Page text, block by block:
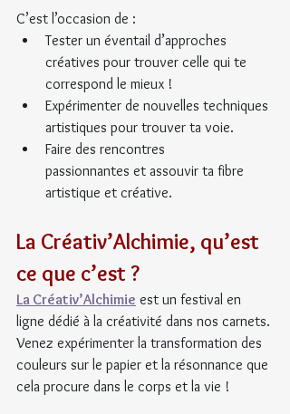
C’est l’occasion de :
Tester un éventail d’approches
créatives pour trouver celle qui te
correspond le mieux !
Expérimenter de nouvelles techniques
artistiques pour trouver ta voie.
Faire des rencontres
passionnantes et assouvir ta fibre
artistique et créative.
La Créativ’Alchimie, qu’est
ce que c’est ?
La Créativ’Alchimie est un festival en
ligne dédié à la créativité dans nos carnets.
Venez expérimenter la transformation des
couleurs sur le papier et la résonnance que
cela procure dans le corps et la vie !